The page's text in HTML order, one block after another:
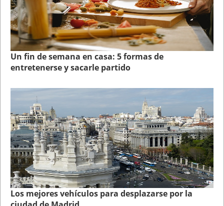
Un fin de semana en casa: 5 formas de
entretenerse y sacarle partido
Los mejores vehículos para desplazarse por la